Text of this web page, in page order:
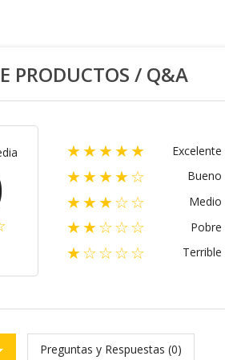
PRODUCTOS / Q&A
★★★★★ Excelente
★★★★☆
Bueno
★★★☆☆
Medio
★★☆☆☆
Pobre
★☆☆☆☆
Terrible
Preguntas y Respuestas (0)